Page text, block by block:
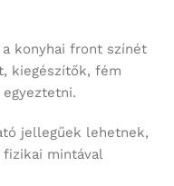
a konyhai front színét
kiegészítők, fém
jellegűek lehetnek,
fizikai mintával